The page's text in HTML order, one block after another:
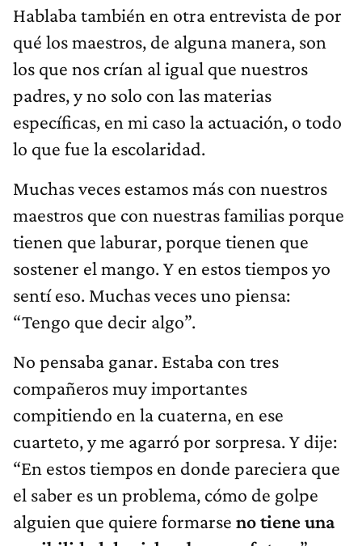
Hablaba también en otra entrevista de por
qué los maestros, de alguna manera, son
los que nos crían al igual que nuestros
padres, y no solo con las materias
específicas, en mi caso la actuación, o todo
lo que fue la escolaridad.
Muchas veces estamos más con nuestros
maestros que con nuestras familias porque
tienen que laburar, porque tienen que
sostener el mango. Y en estos tiempos yo
sentí eso. Muchas veces uno piensa:
“Tengo que decir algo”.
No pensaba ganar. Estaba con tres
compañeros muy importantes
compitiendo en la cuaterna, en ese
cuarteto, y me agarró por sorpresa. Y dije:
“En estos tiempos en donde pareciera que
el saber es un problema, cómo de golpe
alguien que quiere formarse no tiene una